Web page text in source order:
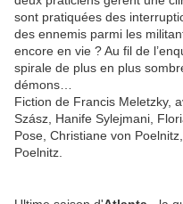
sont pratiquées des
des ennemis parmi les
encore en vie ? Au fil de
spirale de plus en plus
démons…
Fiction de Francis Meletzky,
Szász, Hanife Sylejmani,
Pose, Christiane von
Poelnitz.